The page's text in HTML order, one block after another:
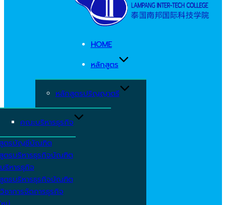
HOME
หลักสูตร
หลักสูตรปริญญาตรี
คณะบริหารธุรกิจ
ตรบัญชีบัณฑิต
ตรบริหารธุรกิจบัณฑิต
ริหารธุกิจ
ตรบริหารธุรกิจบัณฑิต
ชาการจัดการธุรกิจ